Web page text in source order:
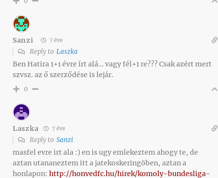
Sanzi 7 éve
Reply to Laszka
Ben Hatira 1+1 évre írt alá… vagy fél+1 re??? Csak azért mert
szvsz. az ő szerződése is lejár.
0
Laszka 7 éve
Reply to Sanzi
masfel evre irt ala :) en is ugy emlekeztem ahogy te, de
aztan utananeztem itt a jatekoskeringöben, aztan a
honlapon: http://honvedfc.hu/hirek/komoly-bundesliga-